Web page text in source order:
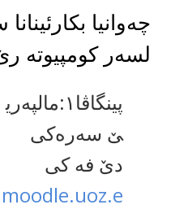
چەوانیا
لسەر کومپیوتە
پینگاڤا١:مالپەری
ێ سەرەکی
دێ فە کی
moodle.uoz.e